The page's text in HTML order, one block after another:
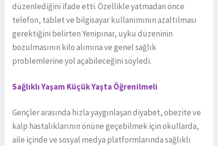
düzenlediğini ifade etti. Özellikle yatmadan önce
telefon, tablet ve bilgisayar kullanımının azaltılması
gerektiğini belirten Yenipınar, uyku düzeninin
bozulmasının kilo alımına ve genel sağlık
problemlerine yol açabileceğini söyledi.
Sağlıklı Yaşam Küçük Yaşta Öğrenilmeli
Gençler arasında hızla yaygınlaşan diyabet, obezite ve
kalp hastalıklarının önüne geçebilmek için okullarda,
aile içinde ve sosyal medya platformlarında sağlıklı